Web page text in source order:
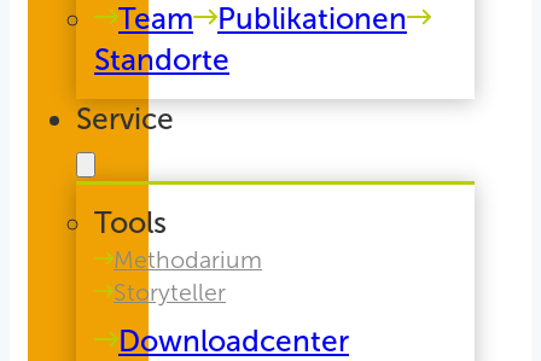
Team
Publikationen
Standorte
Service
Tools
Methodarium
Storyteller
Downloadcenter